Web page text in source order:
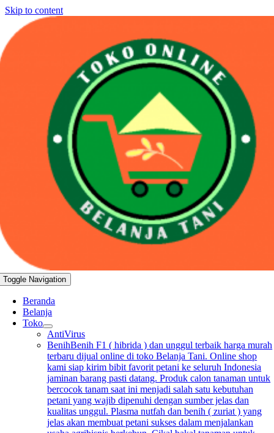
Skip to content
Toggle Navigation
Beranda
Belanja
Toko
AntiVirus
BenihBenih F1 ( hibrida ) dan unggul terbaik harga murah
terbaru dijual online di toko Belanja Tani. Online shop
kami siap kirim bibit favorit petani ke seluruh Indonesia
jaminan barang pasti datang. Produk calon tanaman untuk
bercocok tanam saat ini menjadi salah satu kebutuhan
petani yang wajib dipenuhi dengan sumber jelas dan
kualitas unggul. Plasma nutfah dan benih ( zuriat ) yang
jelas akan membuat petani sukses dalam menjalankan